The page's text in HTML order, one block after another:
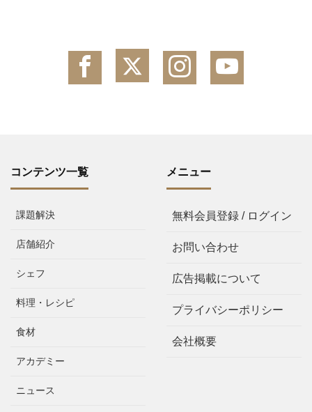
コンテンツ一覧
課題解決
店舗紹介
シェフ
料理・レシピ
食材
アカデミー
ニュース
メニュー
無料会員登録 / ログイン
お問い合わせ
広告掲載について
プライバシーポリシー
会社概要